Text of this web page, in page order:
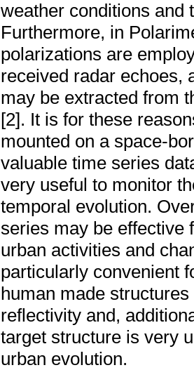
weather conditions and
Furthermore, in
polarizations are
received radar echoes,
may be extracted from
[2]. It is for these
mounted on a space-
valuable time series
very useful to monitor
temporal evolution.
series may be effective
urban activities and
particularly convenient
human made
reflectivity and,
target structure is very
urban evolution.